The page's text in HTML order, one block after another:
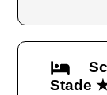
Stade